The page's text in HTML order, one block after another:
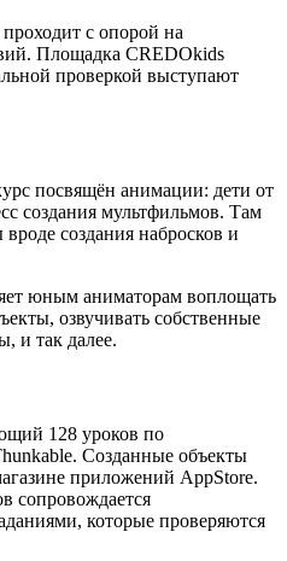
с опорой на
Площадка CREDOkids
проверкой выступают
посвящён анимации: дети от
создания мультфильмов. Там
создания набросков и
юным аниматорам воплощать
озвучивать собственные
и так далее.
128 уроков по
Созданные объекты
приложений AppStore.
сопровождается
которые проверяются